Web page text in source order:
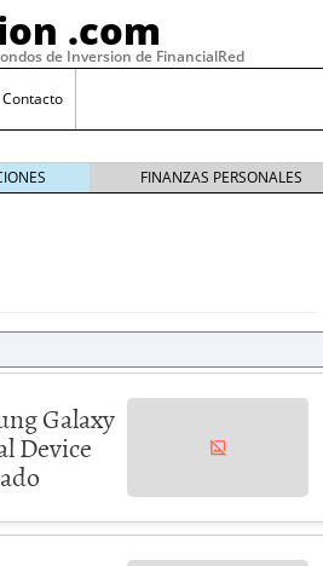
.com
de Inversion de FinancialRed
Contacto
FINANZAS PERSONALES
Galaxy
Device